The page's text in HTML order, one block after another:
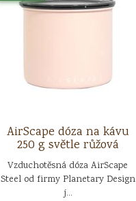
AirScape dóza na kávu
250 g světle růžová
Vzduchotěsná dóza AirScape
Steel od firmy Planetary Design
j...